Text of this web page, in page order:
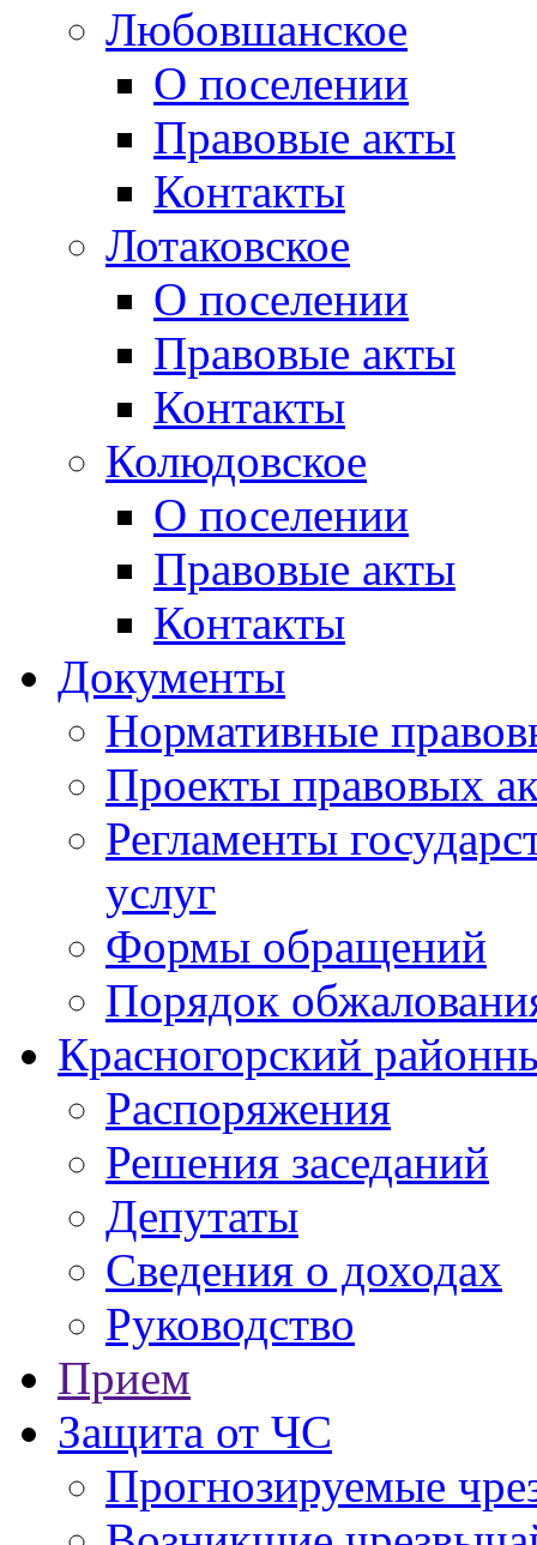
Любовшанское
О поселении
Правовые акты
Контакты
Лотаковское
О поселении
Правовые акты
Контакты
Колюдовское
О поселении
Правовые акты
Контакты
Документы
Нормативные
Проекты правовых
Регламенты
услуг
Формы обращений
Порядок
Красногорский
Распоряжения
Решения заседаний
Депутаты
Сведения о доходах
Руководство
Прием
Защита от ЧС
Прогнозируемые